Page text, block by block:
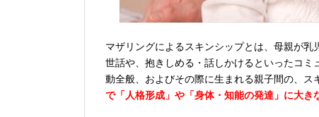
マザリングによるスキンシップとは、母親が
世話や、抱きしめる・話しかけるといったコ
動全般、およびその際に生まれる親子間の、ス
で「人格形成」や「身体・知能の発達」に大き